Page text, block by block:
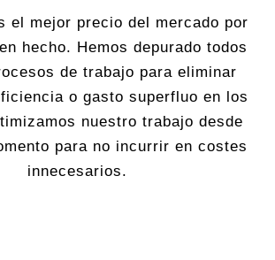
el mejor precio del mercado por
hecho. Hemos depurado todos
de trabajo para eliminar
o gasto superfluo en los
nuestro trabajo desde
para no incurrir en costes
innecesarios.